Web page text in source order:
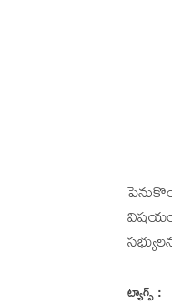
విషయం
ట్యాగ్స్ :